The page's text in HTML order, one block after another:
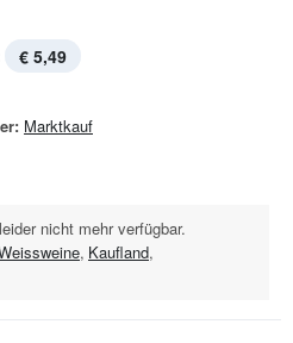
€ 5,49
Marktkauf
nicht mehr verfügbar.
, Kaufland,